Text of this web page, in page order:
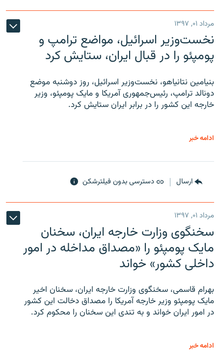
مرداد ۰۱, ۱۳۹۷
نخست‌وزیر اسرائیل، مواضع ترامپ و
پومپئو را در قبال ایران، ستایش کرد
بنیامین نتانیاهو، نخست‌وزیر اسرائیل، روز دوشنبه موضع
دونالد ترامپ، رئیس‌جمهوری آمریکا و مایک پومپئو، وزیر
خارجه این کشور را در برابر ایران ستایش کرد.
ادامه خبر
ارسال دسترسی بدون فیلترشکن
مرداد ۰۱, ۱۳۹۷
سخنگوی وزارت خارجه ایران، سخنان
مایک پومپئو را «مصداق مداخله در امور
داخلی کشور» خواند
بهرام قاسمی، سخنگوی وزارت خارجه ایران، سخنان اخیر
مایک پومپئو وزیر خارجه آمریکا را مصداق دخالت این کشور
در امور ایران خواند و به تندی این سخنان را محکوم کرد.
ادامه خبر